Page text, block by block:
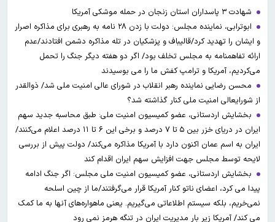
شهادت ۳ ‌پاسداران استان زنجان در حمله موشکی آمریکا
ابوترابی، نماینده مجلس: دولت با زدن ۲۸ نامه به رهبری برای مذاکره اصرار
و ایشان را تهدید کرد/قالیباف و پزشکیان در تله مذاکره دشمن افتادند/عدم
ارائه تفاهمنامه به مجلس تخلف بود/ اگر دو هفته دیگر جنگ را تحمل
می‌کردیم، آمریکا و ترامپ کفش ما را می بوسیدند
محسن رضایی نماینده رهبر انقلاب در شورای عالی امنیت ملی شد/ ذوالقدر
از شورایعالی امنیت ملی کنار گذاشته شد؟
بخشایش اردستانی، عضو کمیسیون امنیت ملی: طبق محاسبه جدید سهم
ایران در دریای خزر بین ۵ تا ۷ درصد و برخی این ۶ تا ۱۱ درصد اعلام می‌کنند/
ایران به اسم عمان اکنون دارد با آمریکا مذاکره می‌کند/ دولت پیش از بررسی
لایحه توسط مجلس جهت افزایش سهم ایران اقدام کند
بخشایش اردستانی، عضو کمیسیون امنیت ملی مجلس: اگر جنگ ادامه
پیدا می کرد، اعضای ناتو کنار آمریکا قرار می‌گرفتند/ما از چین اسلحه
نمی‌خریم، بلکه سیستم اطلاعاتی می‌گیریم. یعنی ماهواره‌های آنها به ما کمک
می کند/ آمریکا زیر بار مدیریت ایران در تنگه هرمز نمی رود